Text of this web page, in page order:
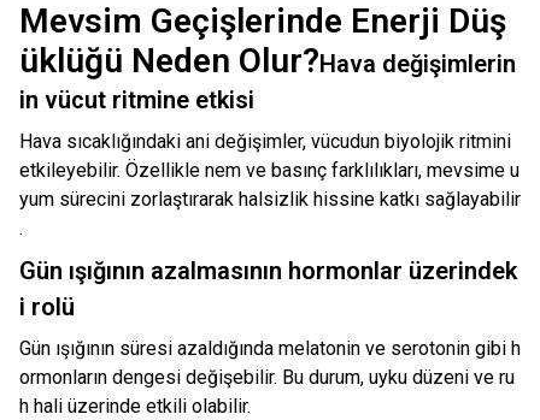
Mevsim Geçişlerinde Enerji Düş
üklüğü Neden Olur?Hava değişimlerin
in vücut ritmine etkisi
Hava sıcaklığındaki ani değişimler, vücudun biyolojik ritmini
etkileyebilir. Özellikle nem ve basınç farklılıkları, mevsime u
yum sürecini zorlaştırarak halsizlik hissine katkı sağlayabilir
.
Gün ışığının azalmasının hormonlar üzerindek
i rolü
Gün ışığının süresi azaldığında melatonin ve serotonin gibi h
ormonların dengesi değişebilir. Bu durum, uyku düzeni ve ru
h hali üzerinde etkili olabilir.